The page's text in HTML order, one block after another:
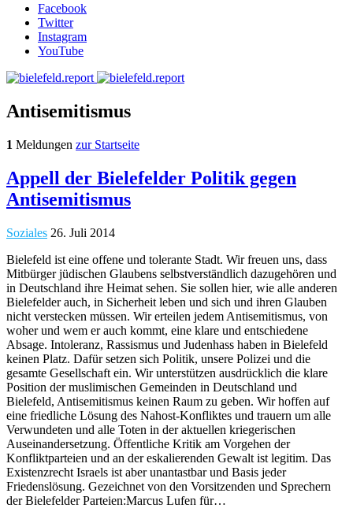
Facebook
Twitter
Instagram
YouTube
Antisemitismus
1 Meldungen zur Startseite
Appell der Bielefelder Politik gegen
Antisemitismus
Soziales 26. Juli 2014
Bielefeld ist eine offene und tolerante Stadt. Wir freuen uns, dass
Mitbürger jüdischen Glaubens selbstverständlich dazugehören und
in Deutschland ihre Heimat sehen. Sie sollen hier, wie alle anderen
Bielefelder auch, in Sicherheit leben und sich und ihren Glauben
nicht verstecken müssen. Wir erteilen jedem Antisemitismus, von
woher und wem er auch kommt, eine klare und entschiedene
Absage. Intoleranz, Rassismus und Judenhass haben in Bielefeld
keinen Platz. Dafür setzen sich Politik, unsere Polizei und die
gesamte Gesellschaft ein. Wir unterstützen ausdrücklich die klare
Position der muslimischen Gemeinden in Deutschland und
Bielefeld, Antisemitismus keinen Raum zu geben. Wir hoffen auf
eine friedliche Lösung des Nahost-Konfliktes und trauern um alle
Verwundeten und alle Toten in der aktuellen kriegerischen
Auseinandersetzung. Öffentliche Kritik am Vorgehen der
Konfliktparteien und an der eskalierenden Gewalt ist legitim. Das
Existenzrecht Israels ist aber unantastbar und Basis jeder
Friedenslösung. Gezeichnet von den Vorsitzenden und Sprechern
der Bielefelder Parteien:Marcus Lufen für…